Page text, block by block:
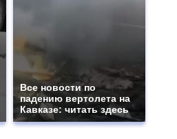
Все новости по
падению вертолета на
Кавказе: читать здесь